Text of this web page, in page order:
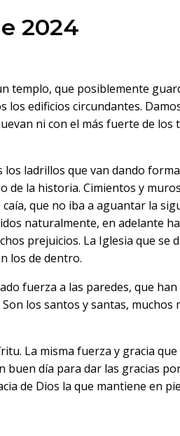
2024
templo, que posiblemente
los edificios circundantes.
ni con el más fuerte de los
los ladrillos que van dando
de la historia. Cimientos y
que no iba a aguantar la
naturalmente, en adelante
prejuicios. La Iglesia que se
los de dentro.
fuerza a las paredes, que
los santos y santas, muchos
La misma fuerza y gracia
buen día para dar las gracias
de Dios la que mantiene en